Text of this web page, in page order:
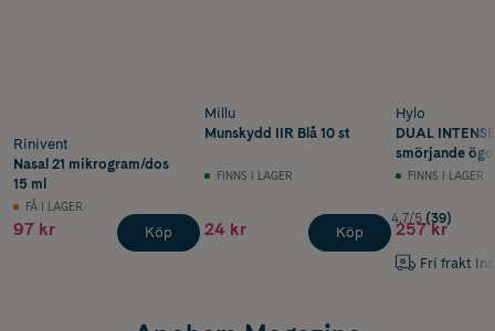
Rinivent
Nasal 21 mikrogram/dos
15 ml
FÅ I LAGER
97 kr Köp
Millu
Munskydd IIR Blå 10 st
FINNS I LAGER
24 kr Köp
Hylo
DUAL
smörjande
med ektoin
FINNS I LAGER
4.7/5 (39)
257 kr
Fri frakt